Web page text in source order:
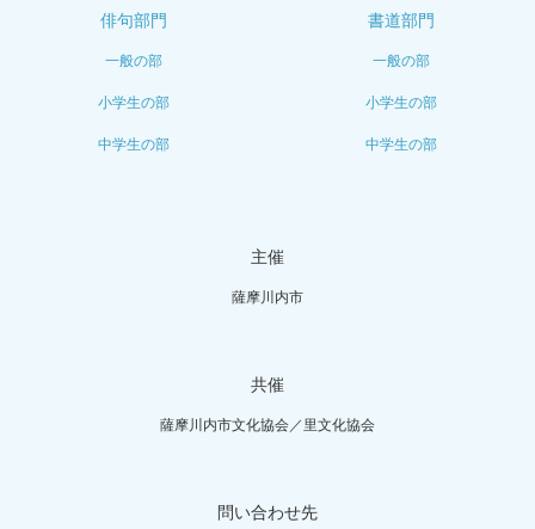
俳句部門
一般の部
小学生の部
中学生の部
書道部門
一般の部
小学生の部
中学生の部
主催
薩摩川内市
共催
薩摩川内市文化協会／里文化協会
問い合わせ先